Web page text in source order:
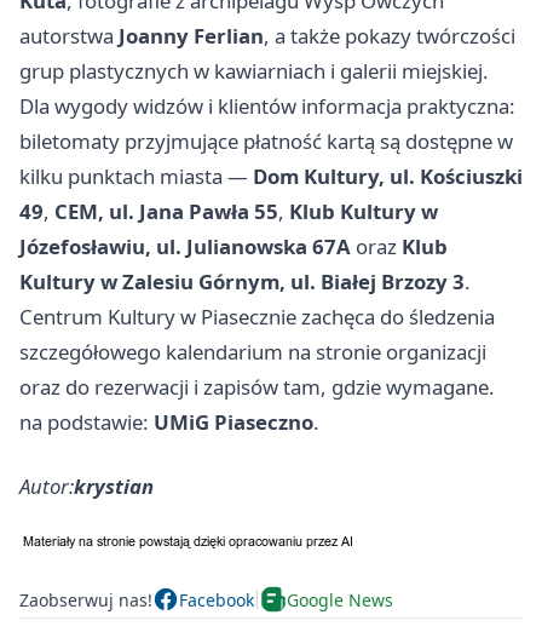
autorstwa Joanny Ferlian, a także pokazy twórczości
grup plastycznych w kawiarniach i galerii miejskiej.
Dla wygody widzów i klientów informacja praktyczna:
biletomaty przyjmujące płatność kartą są dostępne w
kilku punktach miasta — Dom Kultury, ul. Kościuszki
49, CEM, ul. Jana Pawła 55, Klub Kultury w
Józefosławiu, ul. Julianowska 67A oraz Klub
Kultury w Zalesiu Górnym, ul. Białej Brzozy 3.
Centrum Kultury w Piasecznie zachęca do śledzenia
szczegółowego kalendarium na stronie organizacji
oraz do rezerwacji i zapisów tam, gdzie wymagane.
na podstawie: UMiG Piaseczno.
Autor:krystian
Zaobserwuj nas! Facebook Google News